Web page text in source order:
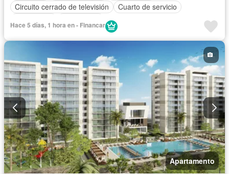
Circuito cerrado de televisión
Cuarto de servicio
Hace 5 días, 1 hora en - Financar
Apartamento